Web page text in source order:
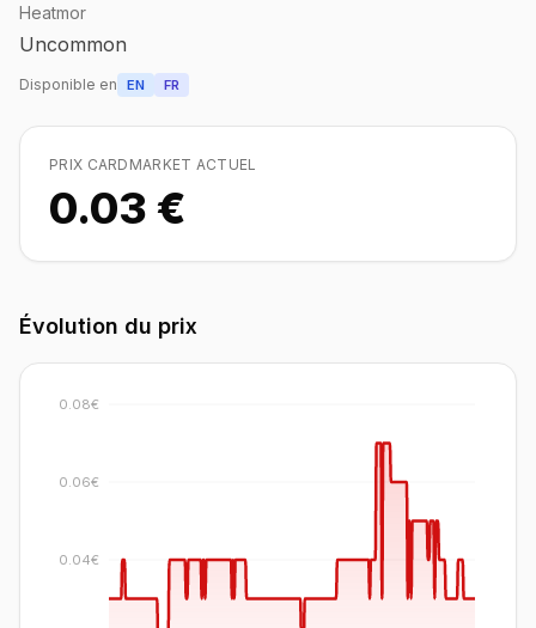
Heatmor
Uncommon
Disponible en EN FR
PRIX CARDMARKET ACTUEL
0.03 €
Évolution du prix
0.04€
0.06€
0.08€